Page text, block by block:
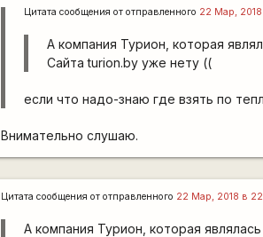
Цитата сообщения ототправленного 22 Мар,
А компания Турион, которая
Сайта turion.by уже нету ((
если что надо-знаю где взять по
Внимательно слушаю.
Цитата сообщения ототправленного 22 Мар, 2018 в
А компания Турион, которая